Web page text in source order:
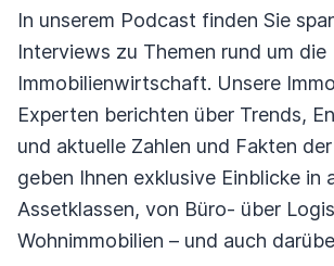
In unserem Podcast finden Sie
Interviews zu Themen rund um die
Immobilienwirtschaft. Unsere
Experten berichten über Trends,
und aktuelle Zahlen und Fakten
geben Ihnen exklusive Einblicke in
Assetklassen, von Büro- über
Wohnimmobilien – und auch